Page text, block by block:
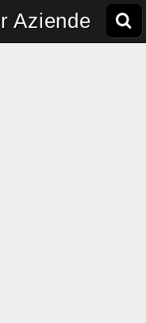
Aziende